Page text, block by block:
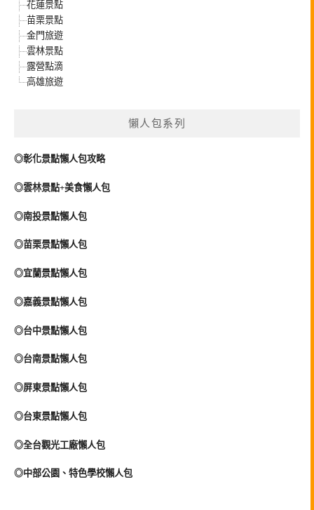
花蓮景點
苗栗景點
金門旅遊
雲林景點
露營點滴
高雄旅遊
懶人包系列
◎彰化景點懶人包攻略
◎雲林景點+美食懶人包
◎南投景點懶人包
◎苗栗景點懶人包
◎宜蘭景點懶人包
◎嘉義景點懶人包
◎台中景點懶人包
◎台南景點懶人包
◎屏東景點懶人包
◎台東景點懶人包
◎全台觀光工廠懶人包
◎中部公園、特色學校懶人包